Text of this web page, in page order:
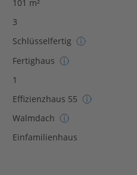
101 m²
3
Schlüsselfertig
Fertighaus
1
Effizienzhaus 55
Walmdach
Einfamilienhaus